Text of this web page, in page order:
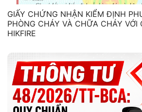
GIẤY CHỨNG NHẬN KIỂM ĐỊNH
PHÒNG CHÁY VÀ CHỮA CHÁY VỚI
HIKFIRE